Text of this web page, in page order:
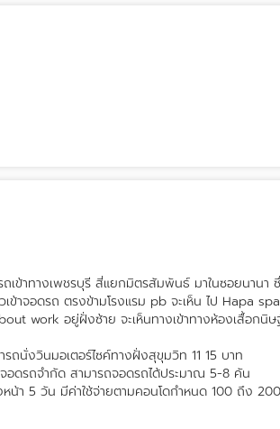
เข้าทางเพชรบุรี สี่แยกมิตรสัมพันธ์ มาในซอยนานา
ข้าจอดรถ ตรงข้ามโรงแรม pb จะเห็น ไป Hapa spa
work อยู่ฝั่งซ้าย จะเห็นทางเข้าทางห้องเสื้อกนิษ
นั่งวินมอเตอร์ไซค์ทางฝั่งสุขุมวิท 11 15 บาท
ดรถจำกัด สามารถจอดรถได้ประมาณ 5-8 คัน
น้า 5 วัน มีค่าใช้จ่ายตามคอนโดกำหนด 100 ถึง 200